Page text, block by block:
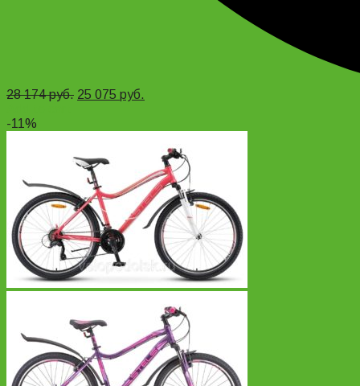
28 174руб. 25 075 руб.
-11%